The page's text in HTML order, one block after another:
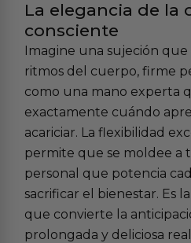
La elegancia de la
consciente
Imagine una sujeción
ritmos del cuerpo, firme
como una mano experta
exactamente cuándo
acariciar. La flexibilidad
permite que se moldee a
personal que potencia
sacrificar el bienestar. Es
que convierte la
prolongada y deliciosa